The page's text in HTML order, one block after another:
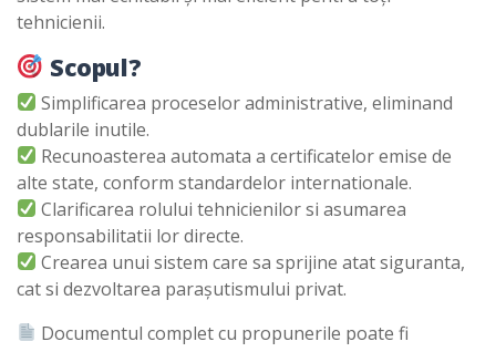
tehnicienii.
Scopul?
Simplificarea proceselor administrative, eliminand
dublarile inutile.
Recunoasterea automata a certificatelor emise de
alte state, conform standardelor internationale.
Clarificarea rolului tehnicienilor si asumarea
responsabilitatii lor directe.
Crearea unui sistem care sa sprijine atat siguranta,
cat si dezvoltarea parașutismului privat.
Documentul complet cu propunerile poate fi